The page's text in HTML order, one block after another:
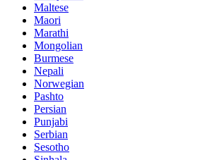
Maltese
Maori
Marathi
Mongolian
Burmese
Nepali
Norwegian
Pashto
Persian
Punjabi
Serbian
Sesotho